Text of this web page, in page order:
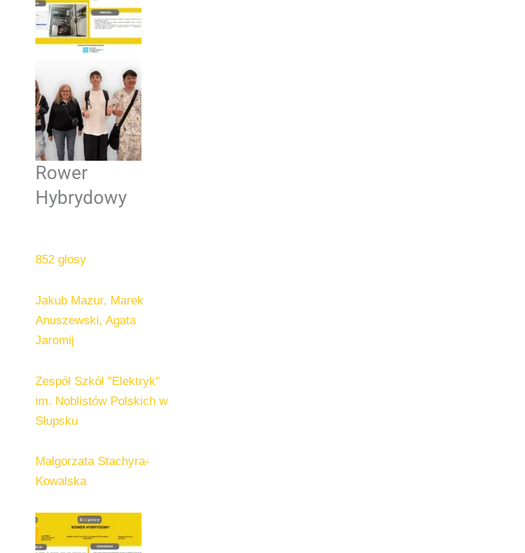
Rower
Hybrydowy
852 głosy
Jakub Mazur, Marek
Anuszewski, Agata
Jaromij
Zespół Szkół "Elektryk"
im. Noblistów Polskich w
Słupsku
Małgorzata Stachyra-
Kowalska​